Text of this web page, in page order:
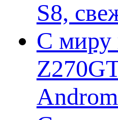
S8,
С миру